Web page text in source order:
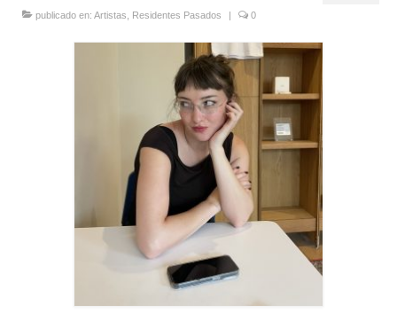
CRUCERO
publicado en: Artistas Residentes Pasados | 0